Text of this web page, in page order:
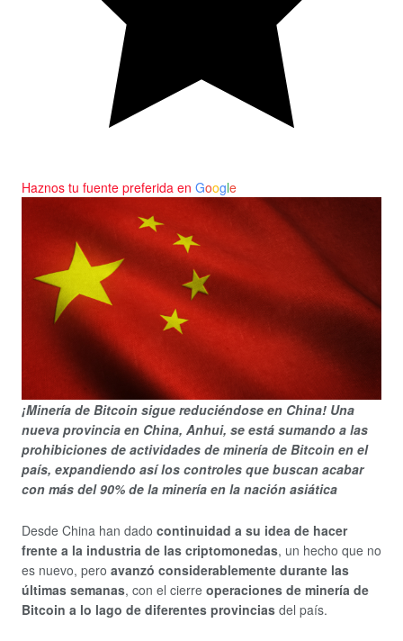
Haznos tu fuente preferida en Google
¡Minería de Bitcoin sigue reduciéndose en China! Una
nueva provincia en China, Anhui, se está sumando a las
prohibiciones de actividades de minería de Bitcoin en el
país, expandiendo así los controles que buscan acabar
con más del 90% de la minería en la nación asiática
Desde China han dado continuidad a su idea de hacer
frente a la industria de las criptomonedas, un hecho que no
es nuevo, pero avanzó considerablemente durante las
últimas semanas, con el cierre operaciones de minería de
Bitcoin a lo lago de diferentes provincias del país.